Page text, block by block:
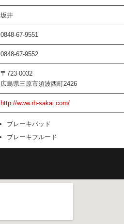
坂井
0848-67-9551
0848-67-9552
〒723-0032
広島県三原市須波西町2426
http://www.rh-sakai.com/
ブレーキパッド
ブレーキフルード